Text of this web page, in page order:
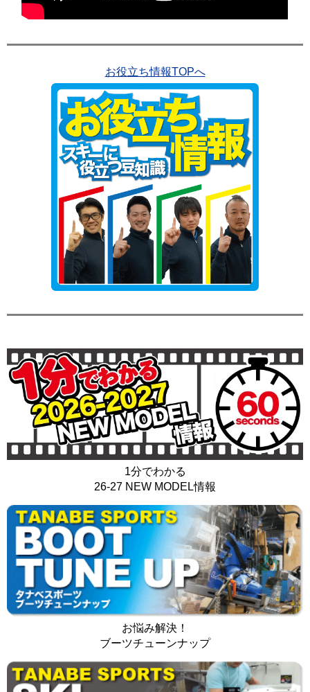
お役立ち情報TOPへ
1分でわかる
26-27 NEW MODEL情報
お悩み解決！
ブーツチューンナップ